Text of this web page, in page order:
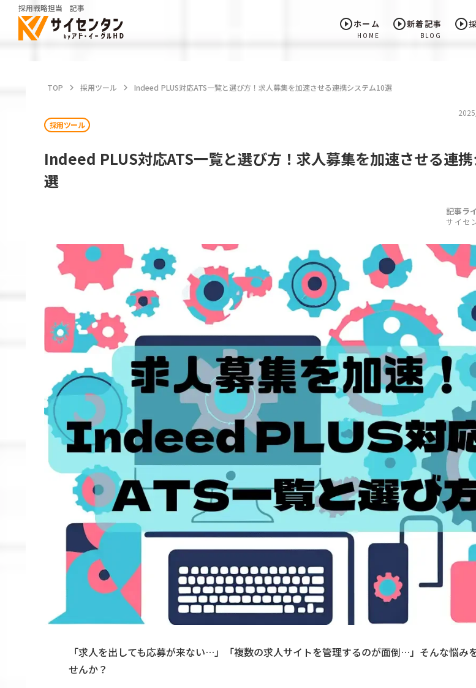
play_circle_outlineホーム
HOME
play_circle_outline新着記事
BLOG
play_circle_outline
TOP keyboard_arrow_right 採用ツール keyboard_arrow_right Indeed PLUS対応ATS一覧と選び方！求人募集を加速させる連携システム10選
採用ツール
Indeed PLUS対応ATS一覧と選び方！求人募集を加速させる連
選
記事ラ
サイセ
「求人を出しても応募が来ない…」「複数の求人サイトを管理するのが面倒…」そんな悩み
せんか？
採用戦略担当 記事